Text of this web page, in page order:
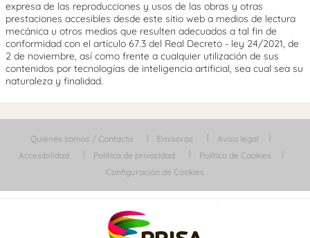
expresa de las reproducciones y usos de las obras y otras
prestaciones accesibles desde este sitio web a medios de lectura
mecánica u otros medios que resulten adecuados a tal fin de
conformidad con el artículo 67.3 del Real Decreto - ley 24/2021, de
2 de noviembre, así como frente a cualquier utilización de sus
contenidos por tecnologías de inteligencia artificial, sea cual sea su
naturaleza y finalidad.
Quiénes somos / Contacta Emisoras
Aviso legal
Accesibilidad
Política de privacidad
Política de Cookies
Configuración de Cookies